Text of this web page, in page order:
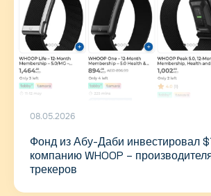
08.05.2026
Фонд из Абу-Даби инвестировал
компанию WHOOP –
трекеров